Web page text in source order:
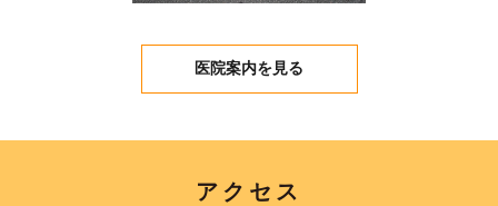
医院案内を見る
アクセス